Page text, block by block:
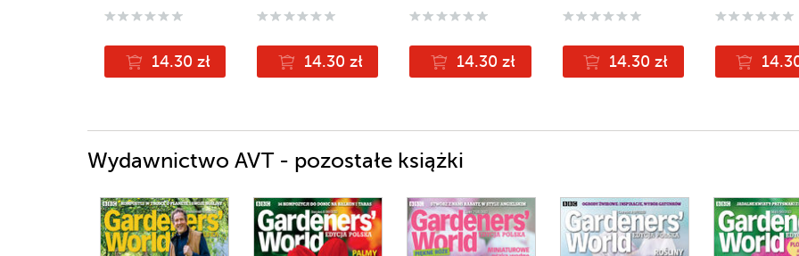
14.30 zł 14.30 zł 14.30 zł 14.30 zł
Wydawnictwo AVT - pozostałe książki